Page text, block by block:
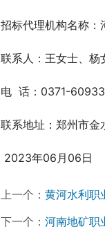
招标代理机构名称：
联系人：王女士、杨
电  话：0371-
联系地址：郑州市
2023年06月06日
上一个： 黄河水利职
下一个： 河南地矿职